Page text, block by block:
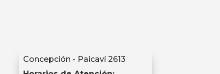
Concepción - Paicaví 2613